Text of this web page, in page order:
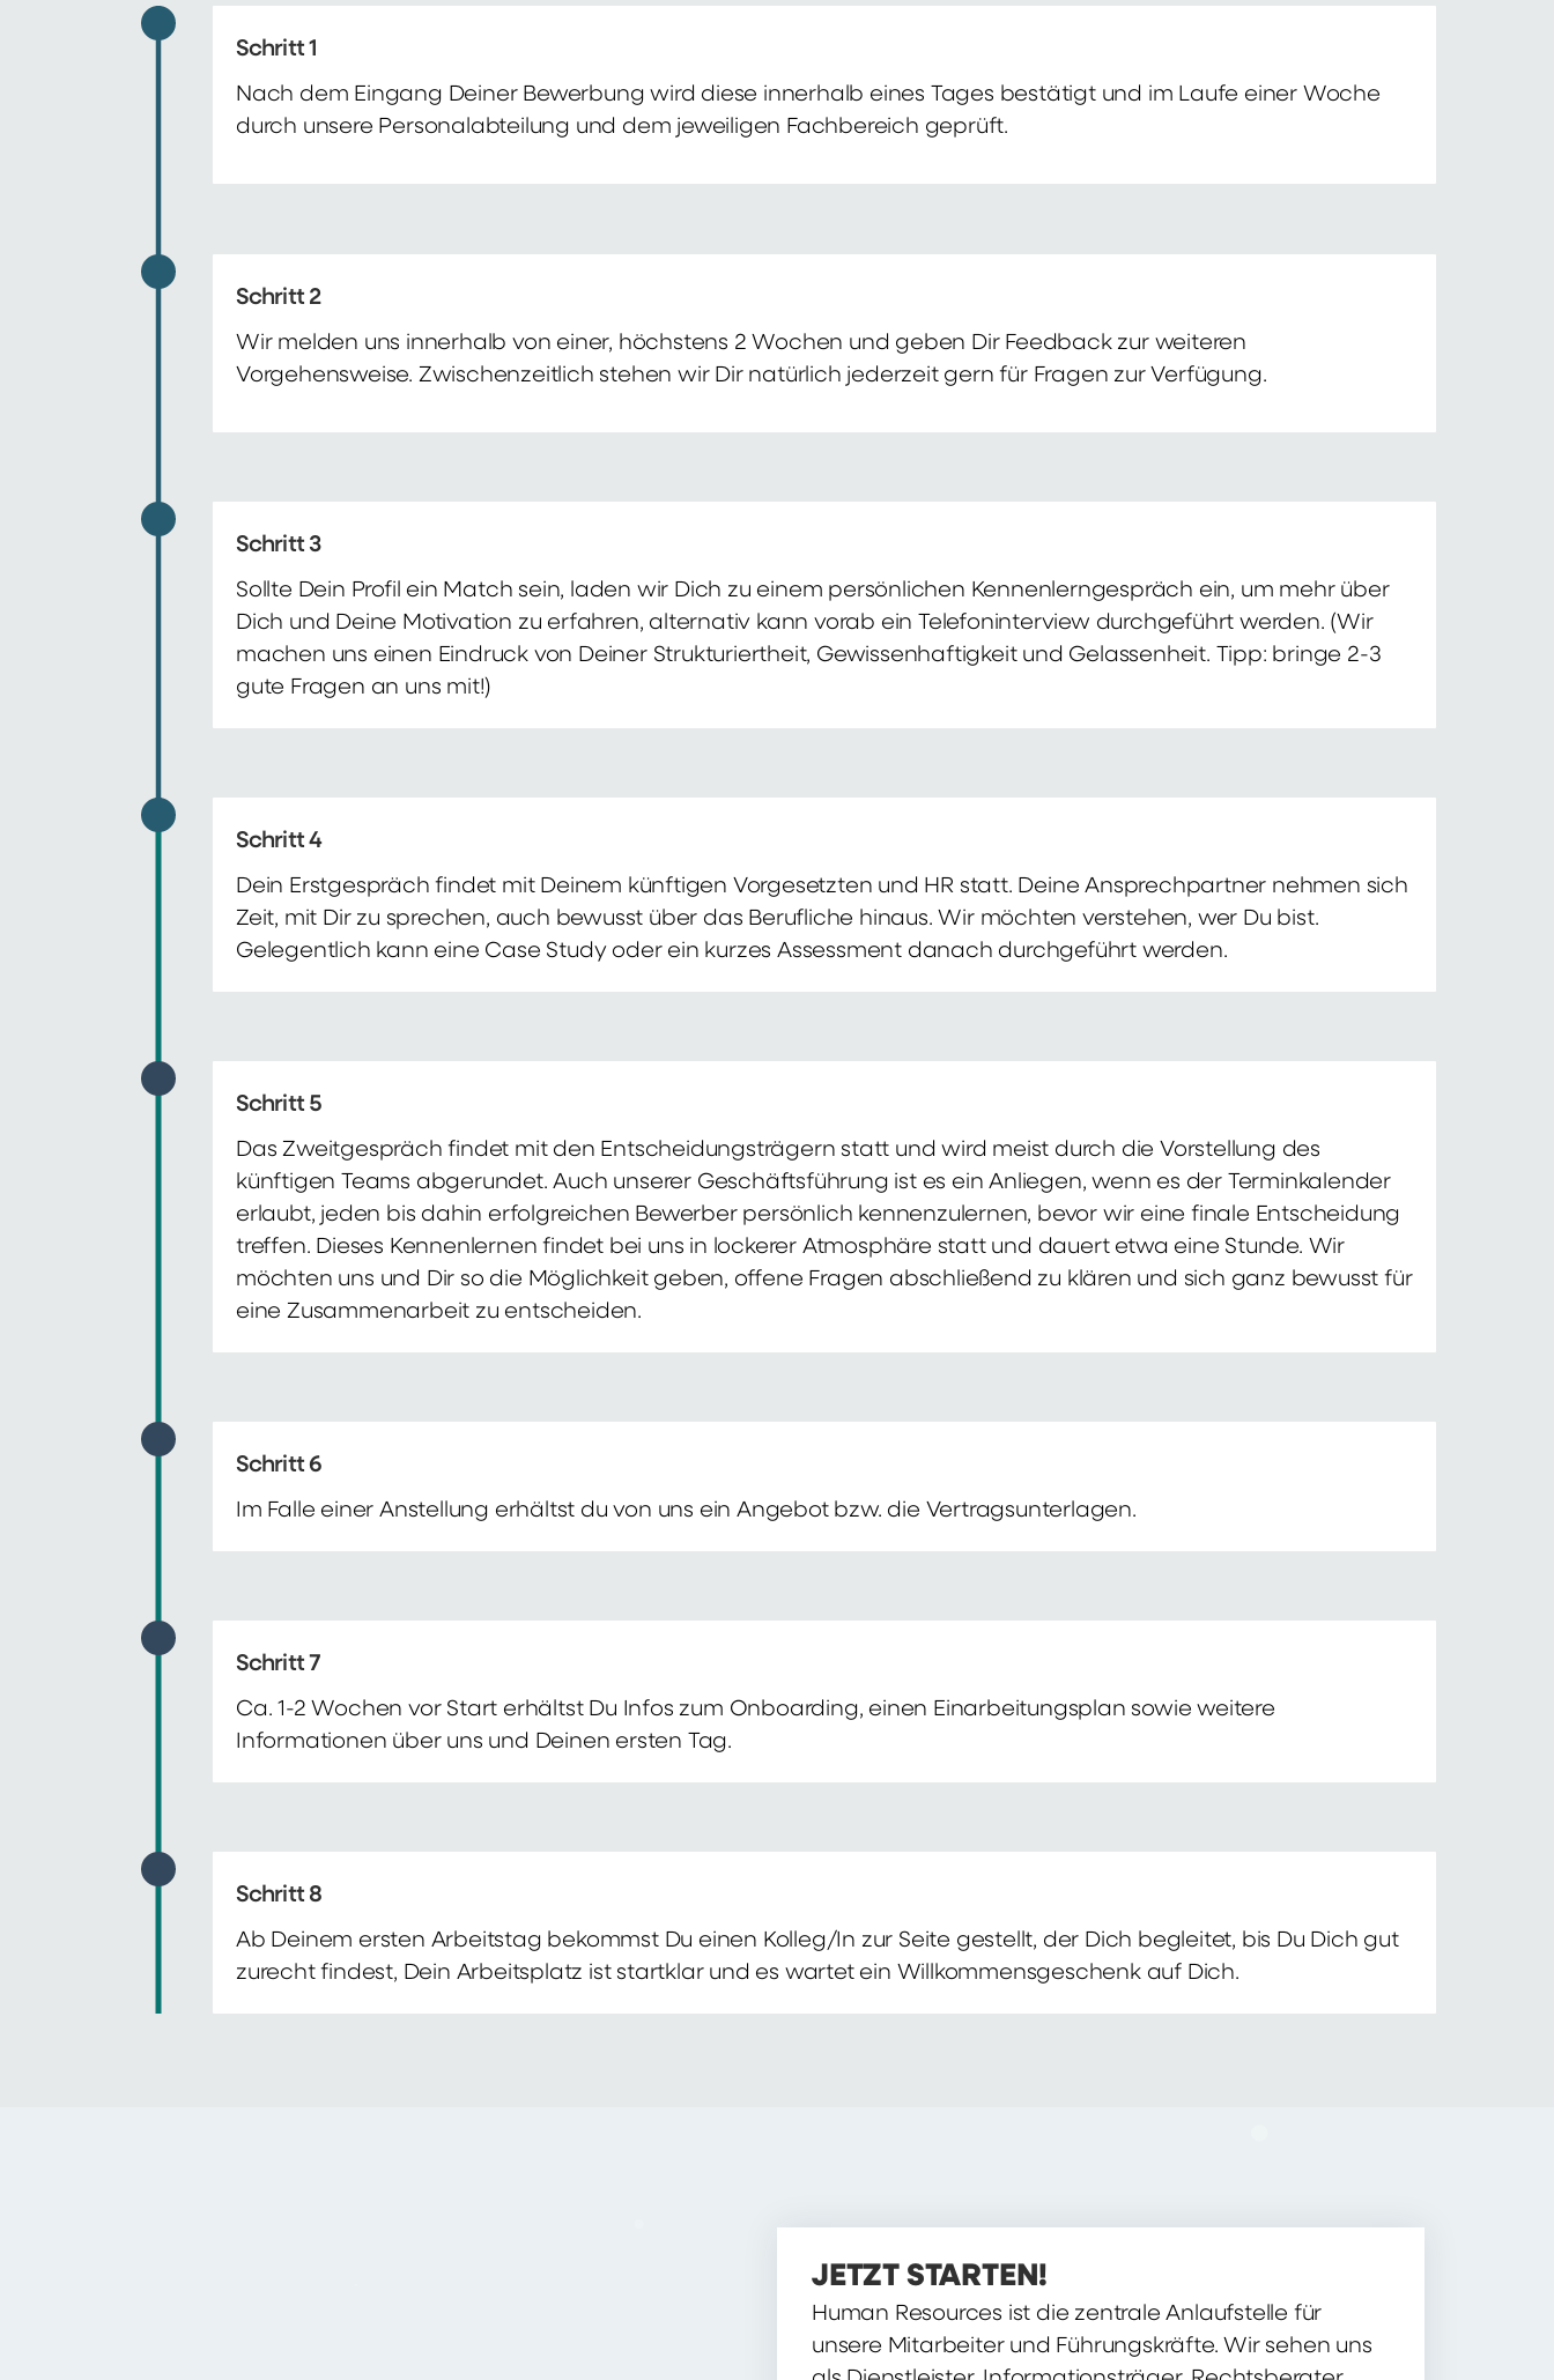
Schritt 1
Nach dem Eingang Deiner Bewerbung wird diese innerhalb eines Tages bestätigt und im Laufe einer Woche
durch unsere Personalabteilung und dem jeweiligen Fachbereich geprüft.
Schritt 2
Wir melden uns innerhalb von einer, höchstens 2 Wochen und geben Dir Feedback zur weiteren
Vorgehensweise. Zwischenzeitlich stehen wir Dir natürlich jederzeit gern für Fragen zur Verfügung.
Schritt 3
Sollte Dein Profil ein Match sein, laden wir Dich zu einem persönlichen Kennenlerngespräch ein, um mehr über
Dich und Deine Motivation zu erfahren, alternativ kann vorab ein Telefoninterview durchgeführt werden. (Wir
machen uns einen Eindruck von Deiner Strukturiertheit, Gewissenhaftigkeit und Gelassenheit. Tipp: bringe 2-3
gute Fragen an uns mit!)
Schritt 4
Dein Erstgespräch findet mit Deinem künftigen Vorgesetzten und HR statt. Deine Ansprechpartner nehmen sich
Zeit, mit Dir zu sprechen, auch bewusst über das Berufliche hinaus. Wir möchten verstehen, wer Du bist.
Gelegentlich kann eine Case Study oder ein kurzes Assessment danach durchgeführt werden.
Schritt 5
Das Zweitgespräch findet mit den Entscheidungsträgern statt und wird meist durch die Vorstellung des
künftigen Teams abgerundet. Auch unserer Geschäftsführung ist es ein Anliegen, wenn es der Terminkalender
erlaubt, jeden bis dahin erfolgreichen Bewerber persönlich kennenzulernen, bevor wir eine finale Entscheidung
treffen. Dieses Kennenlernen findet bei uns in lockerer Atmosphäre statt und dauert etwa eine Stunde. Wir
möchten uns und Dir so die Möglichkeit geben, offene Fragen abschließend zu klären und sich ganz bewusst für
eine Zusammenarbeit zu entscheiden.
Schritt 6
Im Falle einer Anstellung erhältst du von uns ein Angebot bzw. die Vertragsunterlagen.
Schritt 7
Ca. 1-2 Wochen vor Start erhältst Du Infos zum Onboarding, einen Einarbeitungsplan sowie weitere
Informationen über uns und Deinen ersten Tag.
Schritt 8
Ab Deinem ersten Arbeitstag bekommst Du einen Kolleg/In zur Seite gestellt, der Dich begleitet, bis Du Dich gut
zurecht findest, Dein Arbeitsplatz ist startklar und es wartet ein Willkommensgeschenk auf Dich.
JETZT STARTEN!
Human Resources ist die zentrale Anlaufstelle für
unsere Mitarbeiter und Führungskräfte. Wir sehen uns